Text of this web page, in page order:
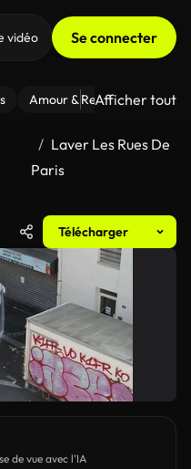
Se connecter
Amour & Relations Le
Afficher tout
Laver Les Rues De
Paris
Télécharger
de vue avec l’IA